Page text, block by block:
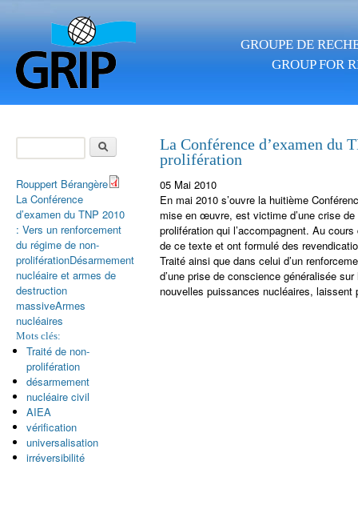
GROUPE DE
GROUP FOR
La Conférence d’examen du
prolifération
05 Mai 2010
En mai 2010 s’ouvre la huitième
mise en œuvre, est victime d’une crise
prolifération qui l’accompagnent. Au
de ce texte et ont formulé des
Traité ainsi que dans celui d’un
d’une prise de conscience généralisée
nouvelles puissances nucléaires,
Formulaire de
recherche
Rouppert Bérangère
La Conférence
d’examen du TNP 2010
: Vers un renforcement
du régime de non-
proliférationDésarmement
nucléaire et armes de
destruction
massiveArmes
nucléaires
Mots clés:
Traité de non-
prolifération
désarmement
nucléaire civil
AIEA
vérification
universalisation
irréversibilité